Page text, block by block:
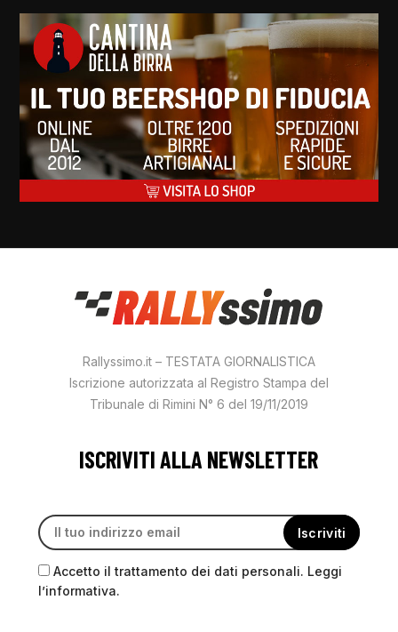
Rallyssimo.it – TESTATA GIORNALISTICA
Iscrizione autorizzata al Registro Stampa del
Tribunale di Rimini N° 6 del 19/11/2019
ISCRIVITI ALLA NEWSLETTER
Accetto il trattamento dei dati personali. Leggi
l’informativa.